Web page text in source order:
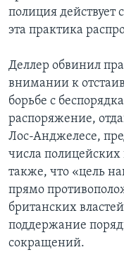
полиция
эта практика
Деллер обвинил
внимании к
борьбе с
распоряжение,
Лос-Анджелесе,
числа
также, что «цель
прямо
британских
поддержание
сокращений.